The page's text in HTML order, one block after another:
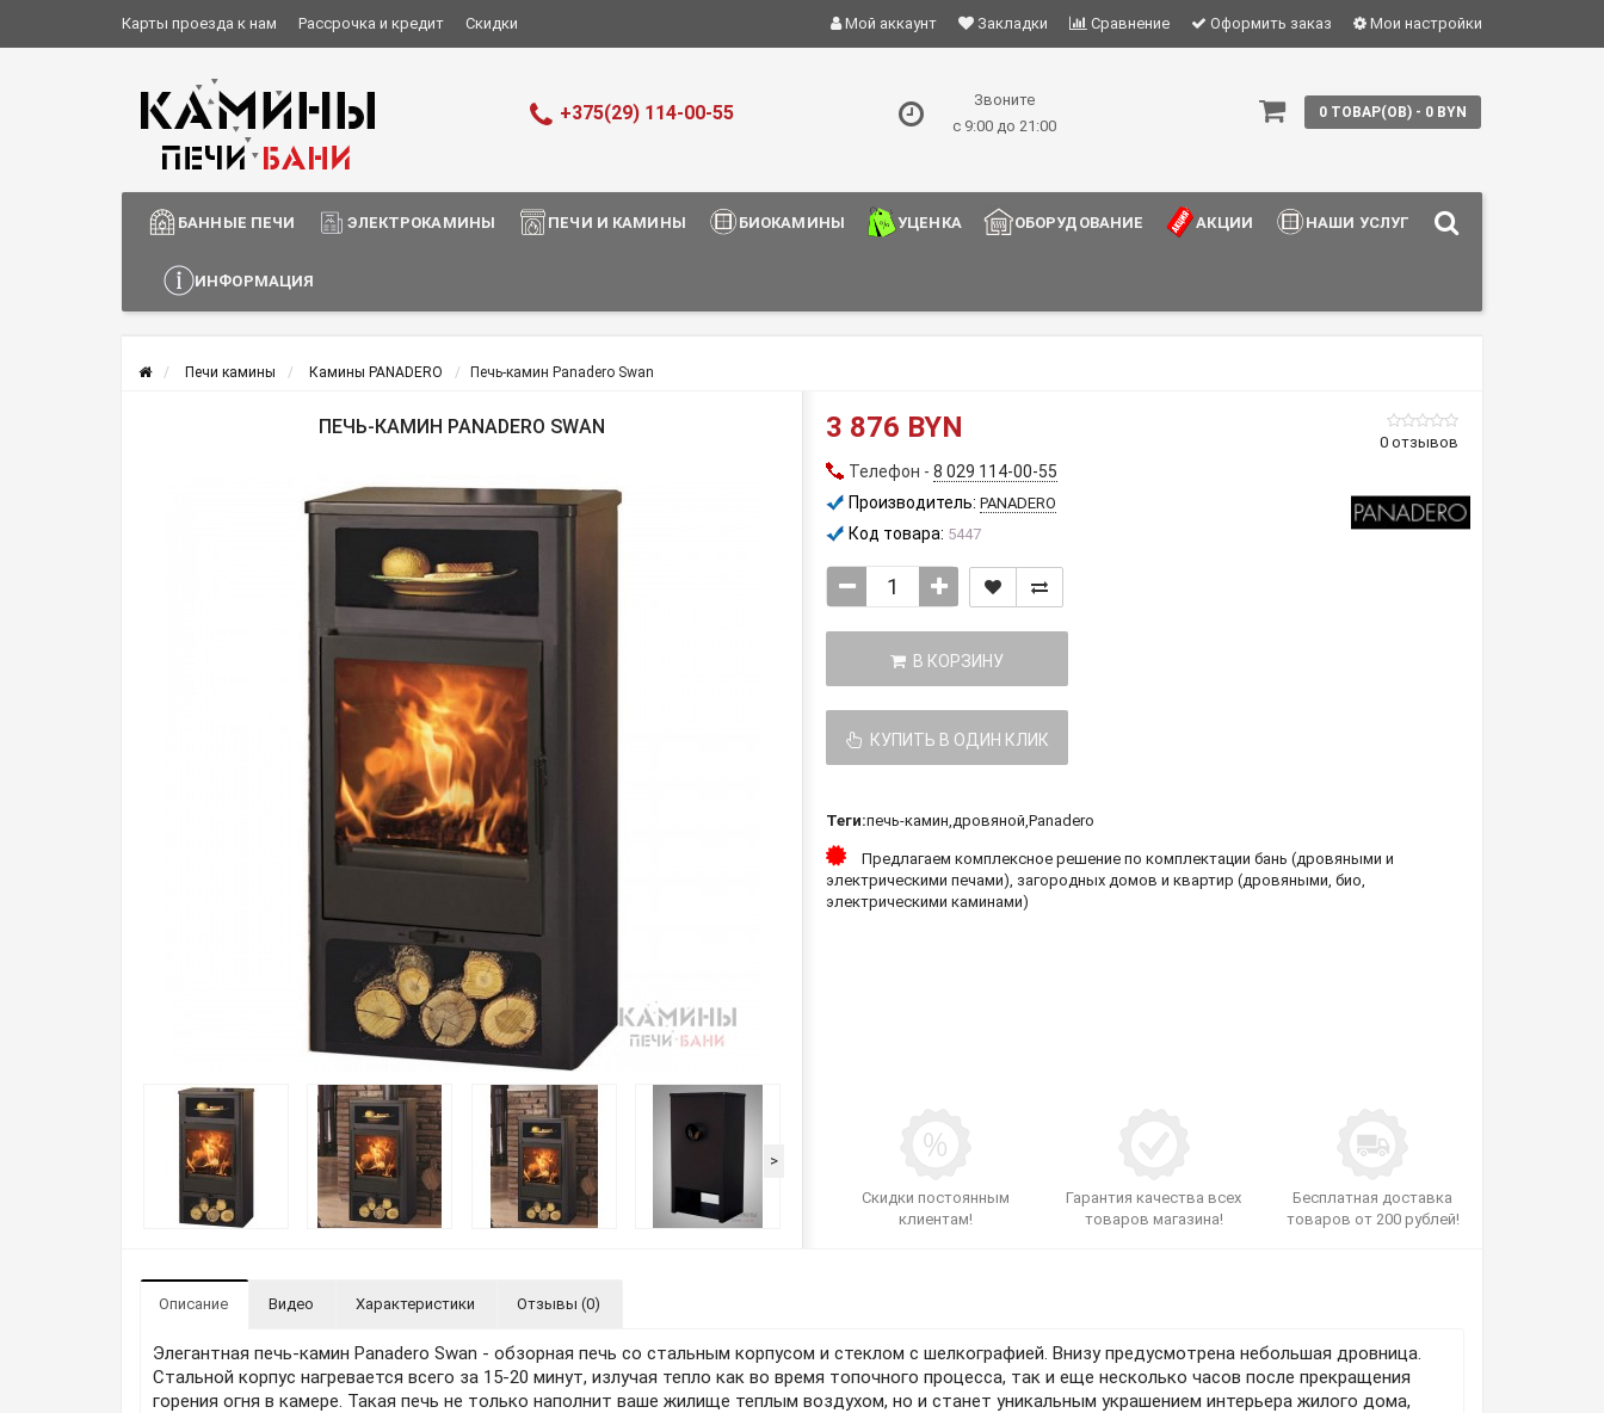
Карты проезда к нам Рассрочка и кредит Скидки
Информация о доставке
Мой аккаунт Закладки Сравнение Оформить заказ Мои настройки
+375(29) 114-00-55
Звоните
с 9:00 до 21:00
0 ТОВАР(ОВ) - 0 BYN
БАННЫЕ ПЕЧИ ЭЛЕКТРОКАМИНЫ ПЕЧИ И КАМИНЫ БИОКАМИНЫ УЦЕНКА ОБОРУДОВАНИЕ АКЦИИ НАШИ УСЛУГИ
ИНФОРМАЦИЯ
Печи камины Камины PANADERO Печь-камин Panadero Swan
ПЕЧЬ-КАМИН PANADERO SWAN
>
0 отзывов
3 876 BYN
Телефон - 8 029 114-00-55
Производитель: PANADERO
Код товара: 5447
В КОРЗИНУ
КУПИТЬ В ОДИН КЛИК
Теги:печь-камин,дровяной,Panadero
Скидки постоянным
клиентам!
Гарантия качества всех
товаров магазина!
Бесплатная доставка
товаров от 200 рублей!
Предлагаем комплексное решение по комплектации бань (дровяными и
электрическими печами), загородных домов и квартир (дровяными, био,
электрическими каминами)
Описание Видео Характеристики Отзывы (0)
Элегантная печь-камин Panadero Swan - обзорная печь со стальным корпусом и стеклом с шелкографией. Внизу предусмотрена небольшая дровница.
Стальной корпус нагревается всего за 15-20 минут, излучая тепло как во время топочного процесса, так и еще несколько часов после прекращения
горения огня в камере. Такая печь не только наполнит ваше жилище теплым воздухом, но и станет уникальным украшением интерьера жилого дома,